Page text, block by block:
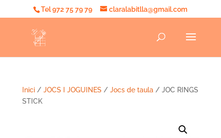
Tel 972 75 79 79 claralabitlla@gmail.com
Inici/ JOCS I JOGUINES / Jocs de taula / JOC RINGS
STICK